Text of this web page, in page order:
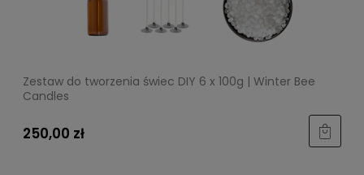
Zestaw do tworzenia świec DIY 6 x 100g | Winter Bee
Candles
250,00 zł